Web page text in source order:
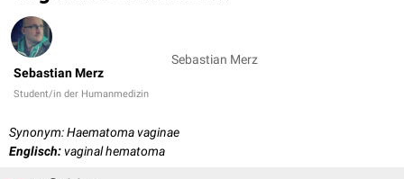
Sebastian Merz
Student/in der Humanmedizin
Sebastian Merz
Synonym: Haematoma vaginae
Englisch: vaginal hematoma